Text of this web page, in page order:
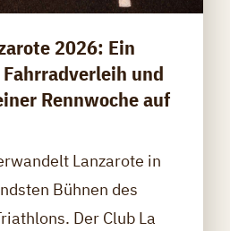
2026: Ein
und
Rennwoche auf
Lanzarote in
Bühnen des
Der Club La